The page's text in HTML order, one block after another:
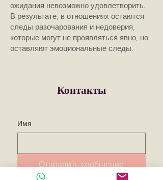
ожидания невозможно удовлетворить.
В результате, в отношениях остаются
следы разочарования и недоверия,
которые могут не проявляться явно, но
оставляют эмоциональные следы.
Контакты
Имя
Отправить сообщение